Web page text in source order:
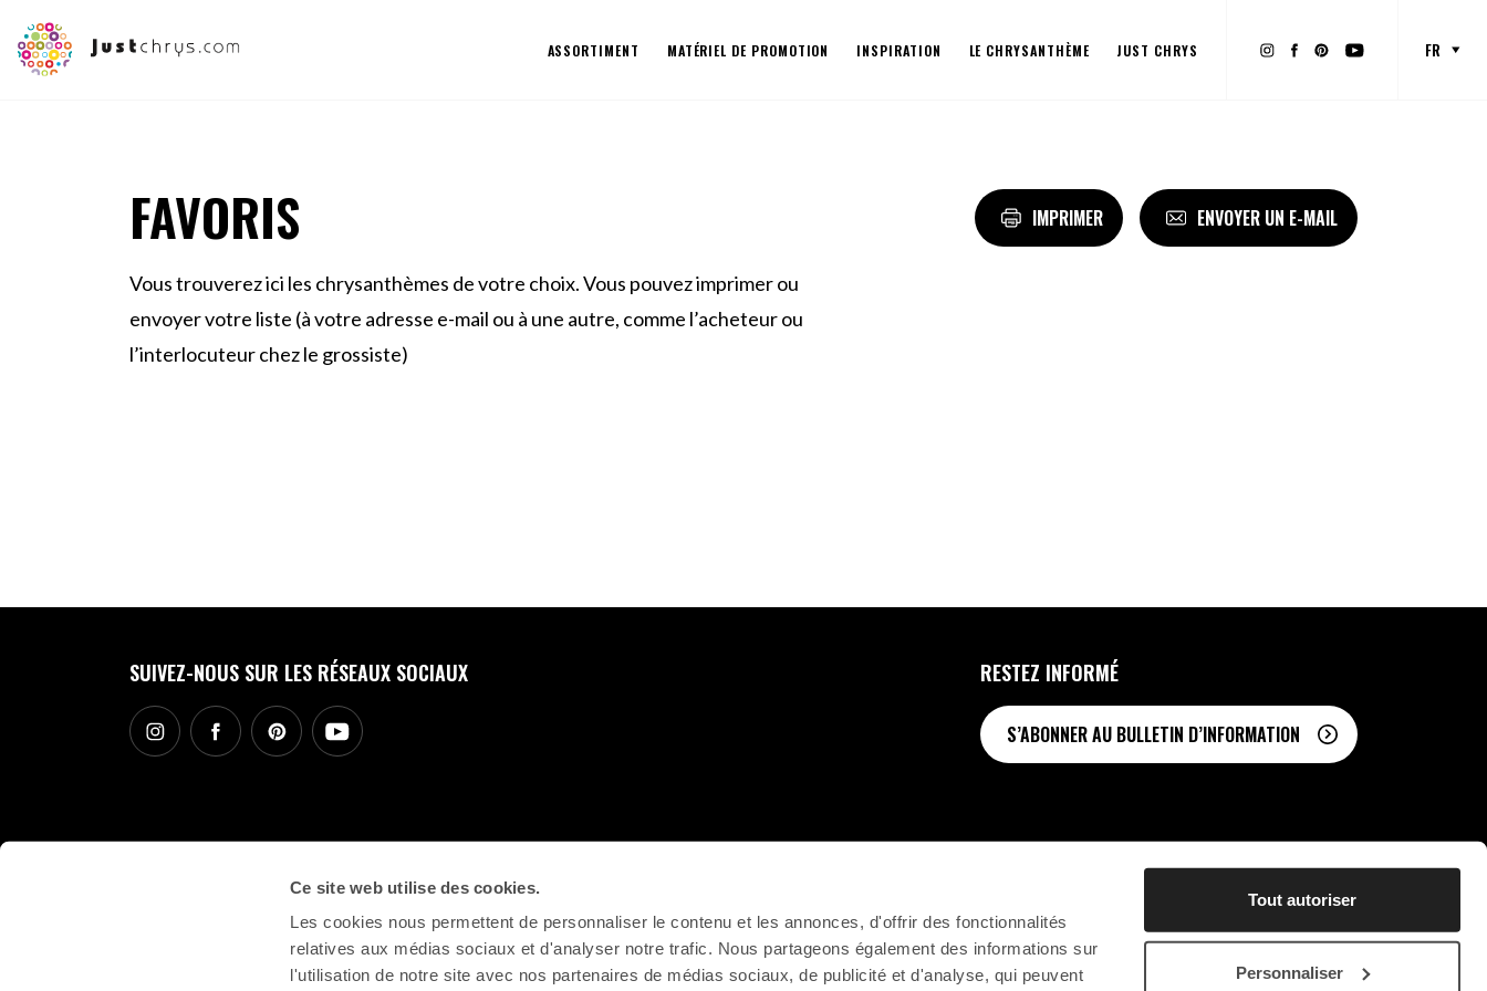
Ce site web utilise des cookies.
Les cookies nous permettent de personnaliser le contenu et les annonces, d'offrir des fonctionnalités
relatives aux médias sociaux et d'analyser notre trafic. Nous partageons également des informations sur
l'utilisation de notre site avec nos partenaires de médias sociaux, de publicité et d'analyse, qui peuvent
Tout autoriser
Personnaliser
ASSORTIMENT MATÉRIEL DE PROMOTION INSPIRATION LE CHRYSANTHÈME JUST CHRYS FR
FAVORIS
Vous trouverez ici les chrysanthèmes de votre choix. Vous pouvez imprimer ou
envoyer votre liste (à votre adresse e-mail ou à une autre, comme l’acheteur ou
l’interlocuteur chez le grossiste)
IMPRIMER ENVOYER UN E-MAIL
SUIVEZ-NOUS SUR LES RÉSEAUX SOCIAUX RESTEZ INFORMÉ
S’ABONNER AU BULLETIN D’INFORMATION
VIE PRIVÉE SB